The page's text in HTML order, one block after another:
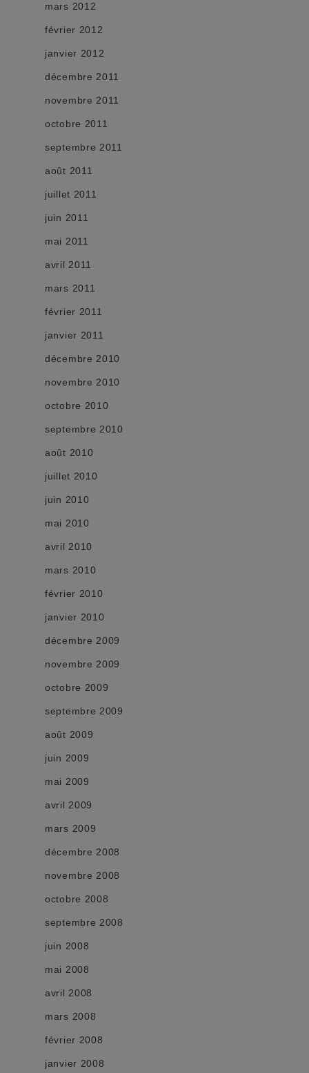
mars 2012
février 2012
janvier 2012
décembre 2011
novembre 2011
octobre 2011
septembre 2011
août 2011
juillet 2011
juin 2011
mai 2011
avril 2011
mars 2011
février 2011
janvier 2011
décembre 2010
novembre 2010
octobre 2010
septembre 2010
août 2010
juillet 2010
juin 2010
mai 2010
avril 2010
mars 2010
février 2010
janvier 2010
décembre 2009
novembre 2009
octobre 2009
septembre 2009
août 2009
juin 2009
mai 2009
avril 2009
mars 2009
décembre 2008
novembre 2008
octobre 2008
septembre 2008
juin 2008
mai 2008
avril 2008
mars 2008
février 2008
janvier 2008